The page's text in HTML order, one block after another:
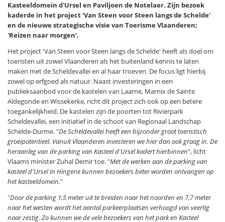
Kasteeldomein d'Ursel en Paviljoen de Notelaer. Zijn bezoek
kaderde in het project 'Van Steen voor Steen langs de Schelde'
en de nieuwe strategische visie van Toerisme Vlaanderen;
'Reizen naar morgen'.
Het project 'Van Steen voor Steen langs de Schelde' heeft als doel om
toeristen uit zowel Vlaanderen als het buitenland kennis te laten
maken met de Scheldevallei en al haar troeven. De focus ligt hierbij
zowel op erfgoed als natuur. Naast investeringen in een
publieksaanbod voor de kastelen van Laarne, Marnix de Sainte
Aldegonde en Wissekerke, richt dit project zich ook op een betere
toegankelijkheid. De kastelen zijn de poorten tot Rivierpark
Scheldevallei, een initiatief in de schoot van Regionaal Landschap
Schelde-Durme. "De Scheldevallei heeft een bijzonder groot toeristisch
groeipotentieel. Vanuit Vlaanderen investeren we hier dan ook graag in. De
heraanleg van de parking van Kasteel d'Ursel kadert hierbinnen", licht
Vlaams minister Zuhal Demir toe. "Met de werken aan de parking van
kasteel d'Ursel in Hingene kunnen bezoekers beter worden ontvangen op
het kasteeldomein."
"Door de parking 1,5 meter uit te breiden naar het noorden en 7,7 meter
naar het westen wordt het aantal parkeerplaatsen verhoogd van veertig
naar zestig. Zo kunnen we de vele bezoekers van het park en Kasteel